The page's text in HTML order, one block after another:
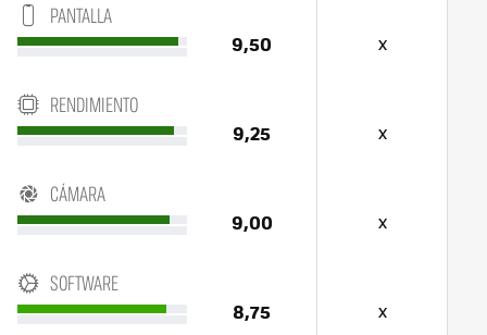
PANTALLA
9,50 x
RENDIMIENTO
9,25 x
CÁMARA
9,00 x
SOFTWARE
8,75 x